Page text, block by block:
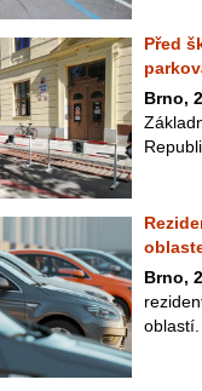
Před
Brno,
Brno,
oblastí.